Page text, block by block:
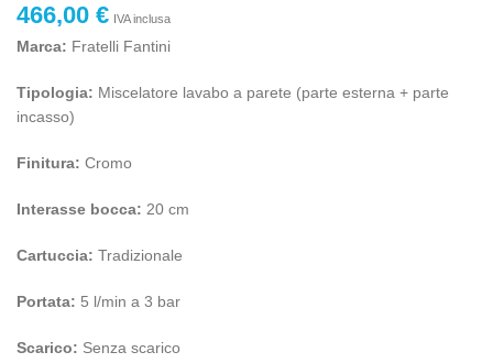
466,00 € IVA inclusa
Marca: Fratelli Fantini
Tipologia: Miscelatore lavabo a parete (parte esterna + parte
incasso)
Finitura: Cromo
Interasse bocca: 20 cm
Cartuccia: Tradizionale
Portata: 5 l/min a 3 bar
Scarico: Senza scarico